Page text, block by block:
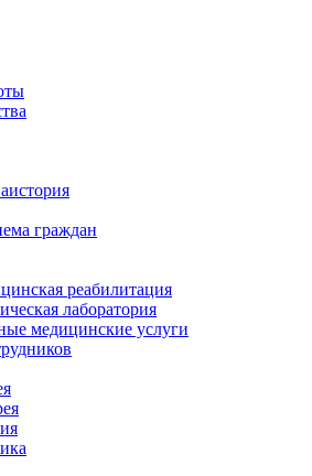
граждан
реабилитация
лаборатория
медицинские услуги